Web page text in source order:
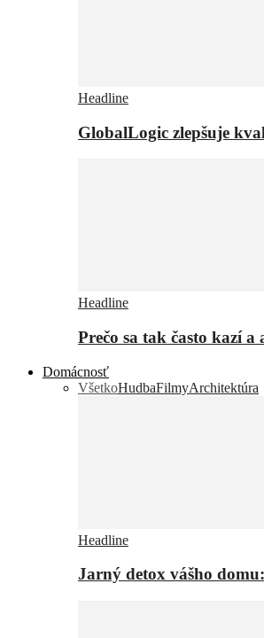
Headline
GlobalLogic zlepšuje
Headline
Prečo sa tak často kazí
Domácnosť
VšetkoHudbaFilmyArchitektúra
Headline
Jarný detox vášho